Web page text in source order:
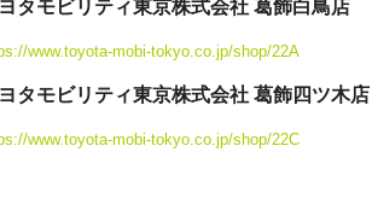
ヨタモビリティ東京株式会社 葛飾白鳥店
www.toyota-mobi-tokyo.co.jp/shop/22A
ヨタモビリティ東京株式会社 葛飾四ツ木店
www.toyota-mobi-tokyo.co.jp/shop/22C